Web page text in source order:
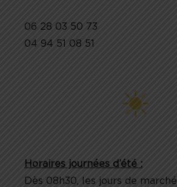
06 28 03 50 73
04 94 51 08 51
Horaires journées d’été :
Dès 08h30, les jours de marché.